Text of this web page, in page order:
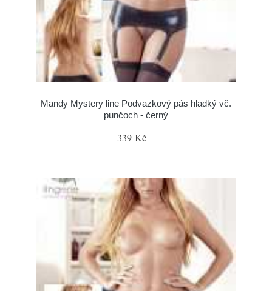
Mandy Mystery line Podvazkový pás hladký vč.
punčoch - černý
339 Kč